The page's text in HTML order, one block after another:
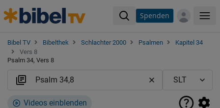
Spenden
Bibel TV Bibelthek Schlachter 2000 Psalmen
Kapitel 34
Vers 8
Psalm 34, Vers 8
Videos einblenden